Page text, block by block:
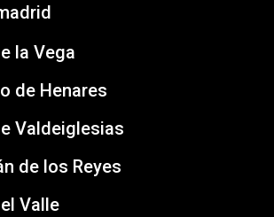
la Vega
de Henares
Valdeiglesias
de los Reyes
Valle